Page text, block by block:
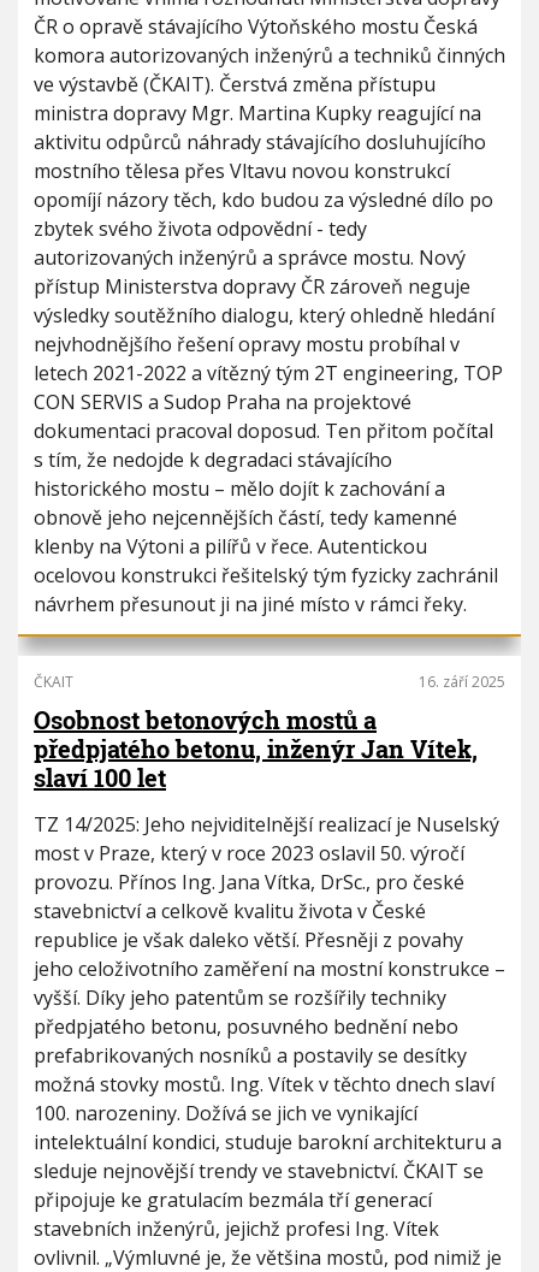
ČR o opravě stávajícího Výtoňského mostu Česká
komora autorizovaných inženýrů a techniků činných
ve výstavbě (ČKAIT). Čerstvá změna přístupu
ministra dopravy Mgr. Martina Kupky reagující na
aktivitu odpůrců náhrady stávajícího dosluhujícího
mostního tělesa přes Vltavu novou konstrukcí
opomíjí názory těch, kdo budou za výsledné dílo po
zbytek svého života odpovědní - tedy
autorizovaných inženýrů a správce mostu. Nový
přístup Ministerstva dopravy ČR zároveň neguje
výsledky soutěžního dialogu, který ohledně hledání
nejvhodnějšího řešení opravy mostu probíhal v
letech 2021-2022 a vítězný tým 2T engineering, TOP
CON SERVIS a Sudop Praha na projektové
dokumentaci pracoval doposud. Ten přitom počítal
s tím, že nedojde k degradaci stávajícího
historického mostu – mělo dojít k zachování a
obnově jeho nejcennějších částí, tedy kamenné
klenby na Výtoni a pilířů v řece. Autentickou
ocelovou konstrukci řešitelský tým fyzicky zachránil
návrhem přesunout ji na jiné místo v rámci řeky.
ČKAIT 16. září 2025
Osobnost betonových mostů a
předpjatého betonu, inženýr Jan Vítek,
slaví 100 let
TZ 14/2025: Jeho nejviditelnější realizací je Nuselský
most v Praze, který v roce 2023 oslavil 50. výročí
provozu. Přínos Ing. Jana Vítka, DrSc., pro české
stavebnictví a celkově kvalitu života v České
republice je však daleko větší. Přesněji z povahy
jeho celoživotního zaměření na mostní konstrukce –
vyšší. Díky jeho patentům se rozšířily techniky
předpjatého betonu, posuvného bednění nebo
prefabrikovaných nosníků a postavily se desítky
možná stovky mostů. Ing. Vítek v těchto dnech slaví
100. narozeniny. Dožívá se jich ve vynikající
intelektuální kondici, studuje barokní architekturu a
sleduje nejnovější trendy ve stavebnictví. ČKAIT se
připojuje ke gratulacím bezmála tří generací
stavebních inženýrů, jejichž profesi Ing. Vítek
ovlivnil. „Výmluvné je, že většina mostů, pod nimiž je